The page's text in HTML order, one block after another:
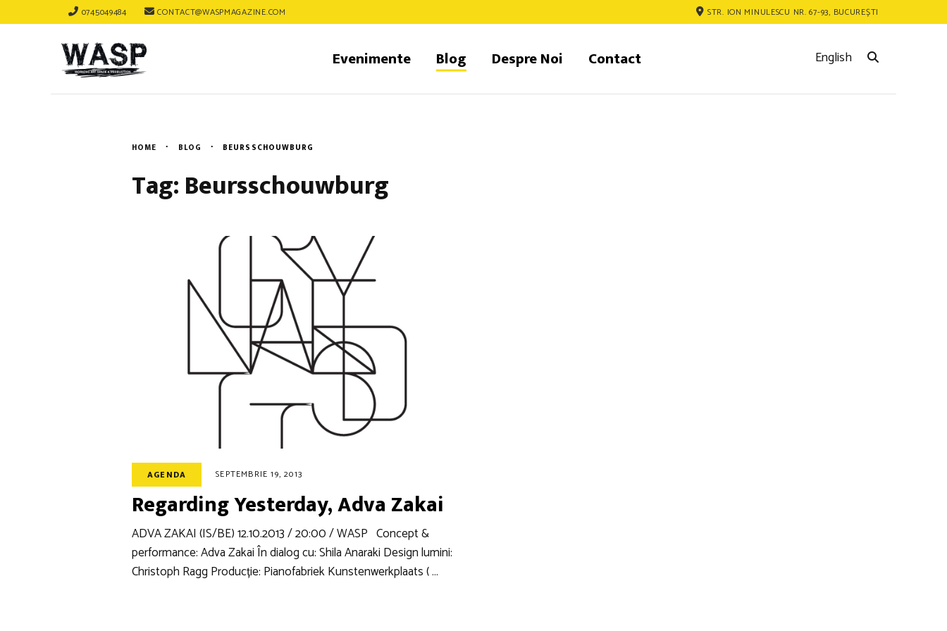
0745049484 CONTACT@WASPMAGAZINE.COM STR. ION MINULESCU NR. 67-93, BUCUREȘTI
Evenimente Blog Despre Noi Contact English
HOME BLOG BEURSSCHOUWBURG
Tag: Beursschouwburg
AGENDA SEPTEMBRIE 19, 2013
Regarding Yesterday, Adva Zakai
ADVA ZAKAI (IS/BE) 12.10.2013 / 20:00 / WASP Concept &
performance: Adva Zakai În dialog cu: Shila Anaraki Design lumini:
Christoph Ragg Producție: Pianofabriek Kunstenwerkplaats ( …